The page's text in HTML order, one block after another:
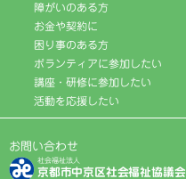
障がいのある方
お金や契約に
困り事のある方
ボランティアに参加したい
講座・研修に参加したい
活動を応援したい
お問い合わせ
社会福祉法人
京都市中京区社会福祉協議会